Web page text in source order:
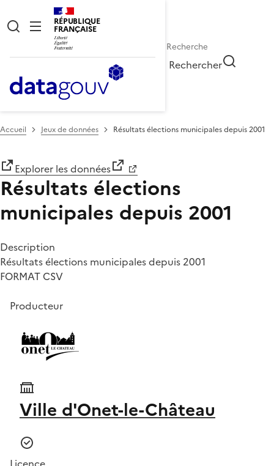
RÉPUBLIQUE
FRANÇAISE
Rechercher
Accueil Jeux de données Résultats élections municipales depuis 2001
Explorer les données
Résultats élections
municipales depuis 2001
Description
Résultats élections municipales depuis 2001
FORMAT CSV
Producteur
Ville d'Onet-le-Château